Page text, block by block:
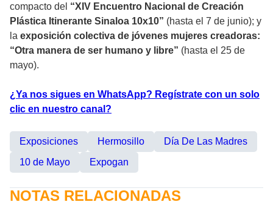
compacto del “XIV Encuentro Nacional de Creación
Plástica Itinerante Sinaloa 10x10” (hasta el 7 de junio); y
la exposición colectiva de jóvenes mujeres creadoras:
“Otra manera de ser humano y libre” (hasta el 25 de
mayo).
¿Ya nos sigues en WhatsApp? Regístrate con un solo
clic en nuestro canal?
Exposiciones Hermosillo
Día De Las Madres
10 de Mayo
Expogan
NOTAS RELACIONADAS